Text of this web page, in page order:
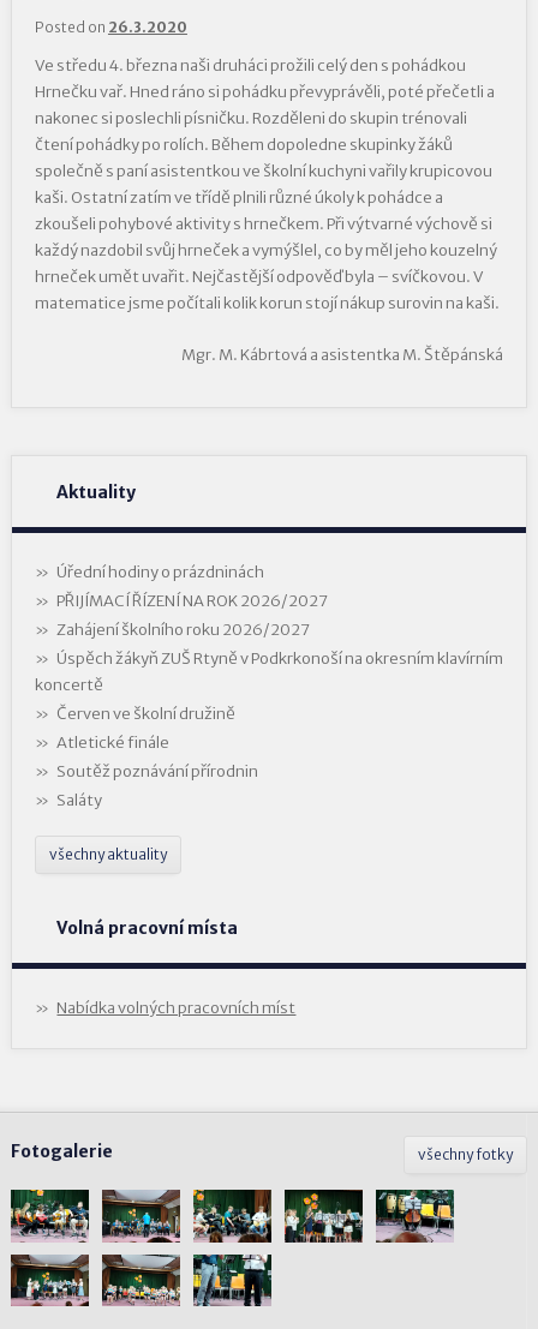
Posted on 26.3.2020
Ve středu 4. března naši druháci prožili celý den s pohádkou
Hrnečku vař. Hned ráno si pohádku převyprávěli, poté přečetli a
nakonec si poslechli písničku. Rozděleni do skupin trénovali
čtení pohádky po rolích. Během dopoledne skupinky žáků
společně s paní asistentkou ve školní kuchyni vařily krupicovou
kaši. Ostatní zatím ve třídě plnili různé úkoly k pohádce a
zkoušeli pohybové aktivity s hrnečkem. Při výtvarné výchově si
každý nazdobil svůj hrneček a vymýšlel, co by měl jeho kouzelný
hrneček umět uvařit. Nejčastější odpověď byla – svíčkovou. V
matematice jsme počítali kolik korun stojí nákup surovin na kaši.
Mgr. M. Kábrtová a asistentka M. Štěpánská
Aktuality
Úřední hodiny o prázdninách
PŘIJÍMACÍ ŘÍZENÍ NA ROK 2026/2027
Zahájení školního roku 2026/2027
Úspěch žákyň ZUŠ Rtyně v Podkrkonoší na okresním klavírním
koncertě
Červen ve školní družině
Atletické finále
Soutěž poznávání přírodnin
Saláty
všechny aktuality
Volná pracovní místa
Nabídka volných pracovních míst
všechny fotky
Fotogalerie